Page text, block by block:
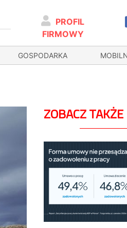
PROFIL
FIRMOWY
GOSPODARKA
ZOBACZ TAKŻE